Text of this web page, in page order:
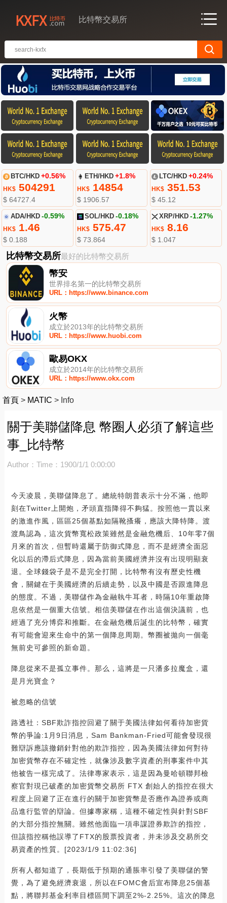
比特幣交易所
BTC/HKD +0.56%
HK$504291
$ 64727.4
ETH/HKD +1.8%
HK$ 14854
$ 1906.57
LTC/HKD +0.24%
HK$351.53
$ 45.12
ADA/HKD -0.59%
HK$1.46
$ 0.188
SOL/HKD -0.18%
HK$ 575.47
$ 73.864
XRP/HKD -1.27%
HK$8.16
$ 1.047
比特幣交易所最好的比特幣交易所
幣安
世界排名第一的比特幣交易所
URL：https://www.binance.com
火幣
成立於2013年的比特幣交易所
URL：https://www.huobi.com
歐易OKX
成立於2014年的比特幣交易所
URL：https://www.okx.com
首頁 > MATIC > Info
關于美聯儲降息 幣圈人必須了解這些
事_比特幣
Author： Time：1900/1/1 0:00:00
今天凌晨，美聯儲降息了。總統特朗普表示十分不滿，他即
刻在Twitter上開炮，矛頭直指降得不夠猛。按照他一貫以來
的激進作風，區區25個基點如隔靴搔癢，應該大降特降。渡
渡鳥認為，這次貨幣寬松政策雖然是金融危機后、10年零7個
月來的首次，但暫時還屬于防御式降息，而不是經濟全面惡
化以后的滯后式降息，因為當前美國經濟并沒有出現明顯衰
退。全球錢袋子是不是完全打開，比特幣有沒有歷史性機
會，關鍵在于美國經濟的后續走勢，以及中國是否跟進降息
的態度。不過，美聯儲作為金融執牛耳者，時隔10年重啟降
息依然是一個重大信號。相信美聯儲在作出這個決議前，也
經過了充分博弈和推斷。在金融危機后誕生的比特幣，確實
有可能會迎來生命中的第一個降息周期。幣圈被拋向一個毫
無前史可參照的新命題。
降息從來不是孤立事件。那么，這將是一只潘多拉魔盒，還
是月光寶盒？
被忽略的信號
路透社：SBF欺詐指控回避了關于美國法律如何看待加密貨
幣的爭論:1月9日消息，Sam Bankman-Fried可能會發現很
難辯訴應該撤銷針對他的欺詐指控，因為美國法律如何對待
加密貨幣存在不確定性，就像涉及數字資產的刑事案件中其
他被告一樣完成了。法律專家表示，這是因為曼哈頓聯邦檢
察官對現已破產的加密貨幣交易所 FTX 創始人的指控在很大
程度上回避了正在進行的關于加密貨幣是否應作為證券或商
品進行監管的辯論。但據專家稱，這種不確定性與針對SBF
的大部分指控無關。雖然他面臨一項串謀證券欺詐的指控，
但該指控稱他誤導了FTX的股票投資者，并未涉及交易所交
易資產的性質。[2023/1/9 11:02:36]
所有人都知道了，長期低于預期的通脹率引發了美聯儲的警
覺，為了避免經濟衰退，所以在FOMC會后宣布降息25個基
點，將聯邦基金利率目標區間下調至2%-2.25%。這次的降息